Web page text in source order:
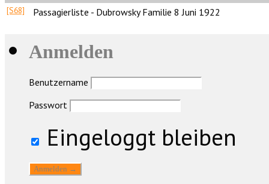
[S68] Passagierliste - Dubrowsky Familie 8 Juni 1922
Anmelden
Benutzername
Passwort
Eingeloggt bleiben